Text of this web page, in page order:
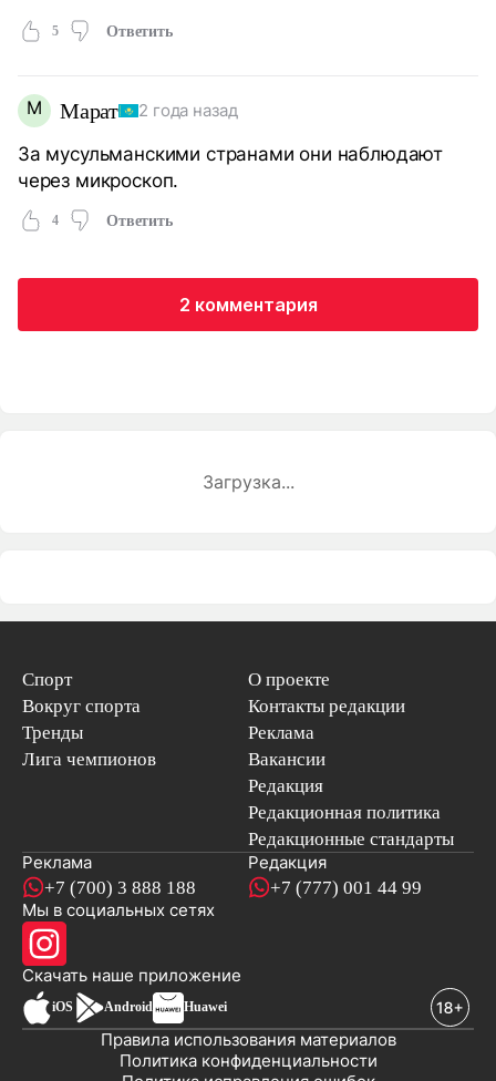
5 Ответить
М Марат 2 года назад
За мусульманскими странами они наблюдают
через микроскоп.
4 Ответить
2 комментария
Загрузка...
Спорт
Вокруг спорта
Тренды
Лига чемпионов
О проекте
Контакты редакции
Реклама
Вакансии
Редакция
Редакционная политика
Редакционные стандарты
Реклама
+7 (700) 3 888 188
Редакция
+7 (777) 001 44 99
Мы в социальных сетях
Скачать наше приложениеновостей
iOS Android Huawei
Политика конфиденциальности
Правила использования материалов